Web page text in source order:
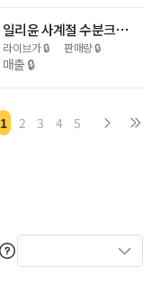
일리윤 사계절 수분크림 대용량 구성 히알루론 모이스춰 100ml 3입
라이브가🔒 판매량🔒
매출 🔒
1 2 3 4 5